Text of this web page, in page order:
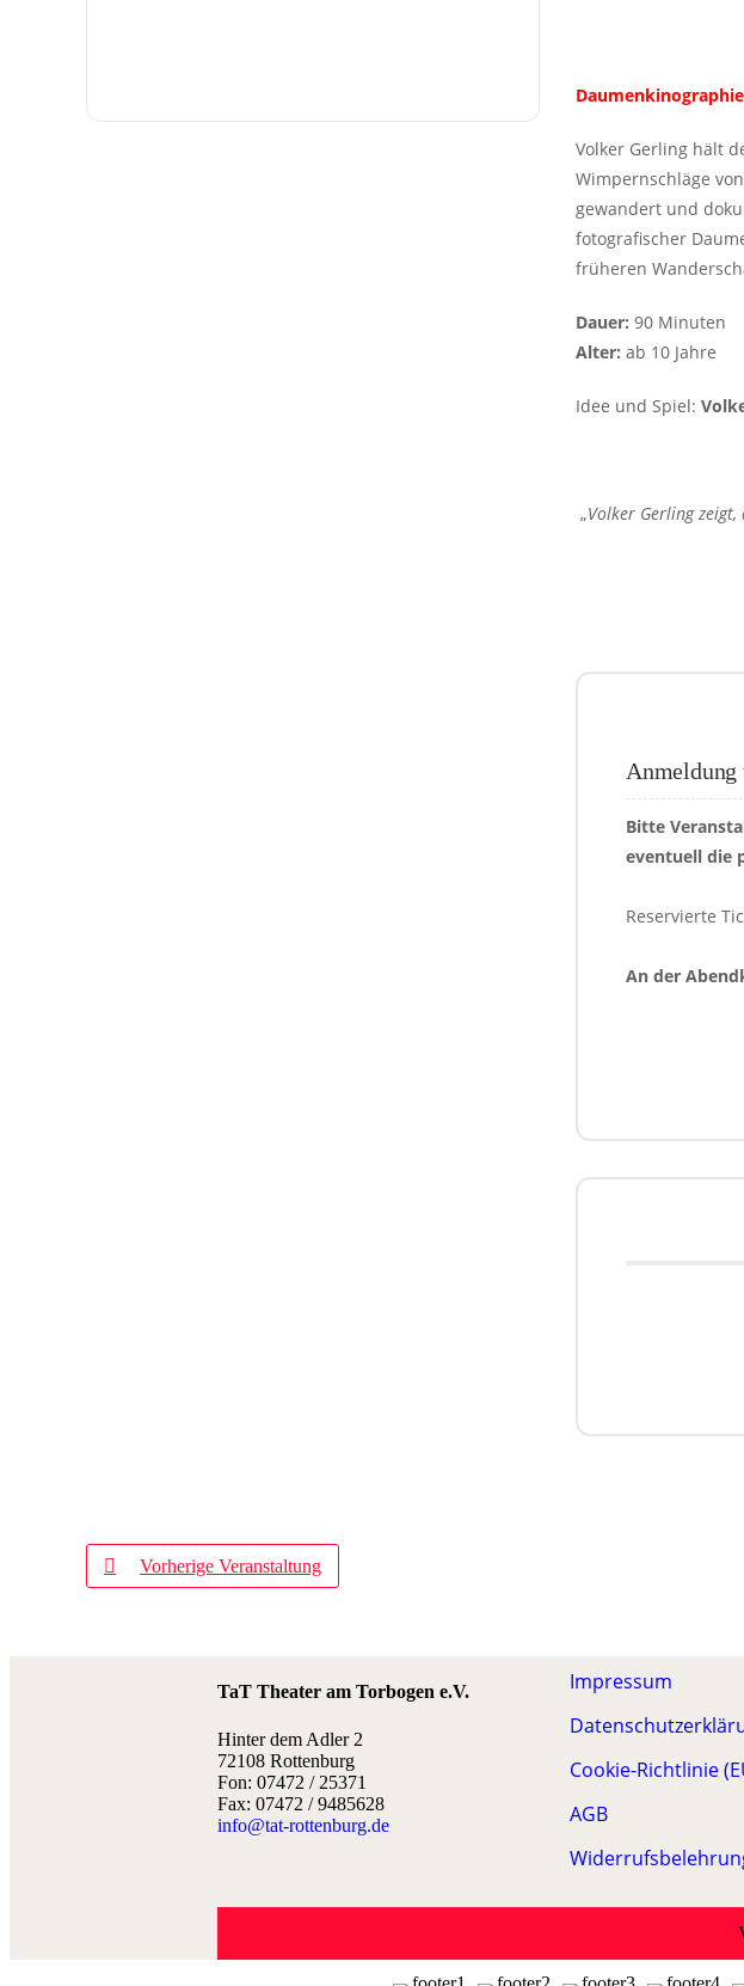
Volker Gerling hält
Wimpernschläge
gewandert und
fotografischer
früheren
Dauer: 90 Minuten
Alter: ab 10 Jahre
Idee und Spiel:
„Volker Gerling
Anmeldung
Bitte
eventuell die
Reservierte
An der
Vorherige Veranstaltung
TaT Theater am Torbogen e.V.
Hinter dem Adler 2
72108 Rottenburg
Fon: 07472 / 25371
Fax: 07472 / 9485628
info@tat-rottenburg.de
Impressum
Cookie-Richtlinie
AGB